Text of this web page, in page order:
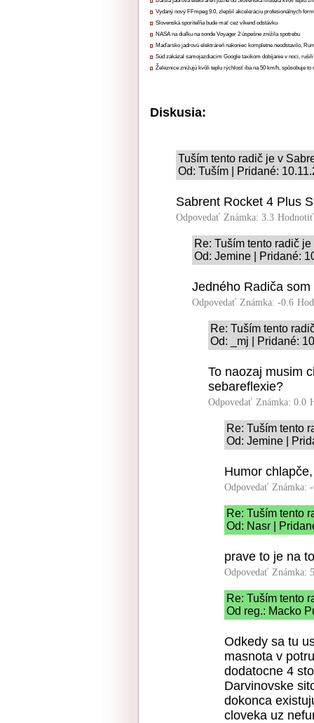
Vydaný nový FFmpeg 9.0, zlepšil akceleráciu profesionálnych
Slovenská sporiteľňa bude mať cez víkend odstávku
NASA na diaľku na sonde Voyager 2 úspešne znížila spotrebu
Maďarsko jadrovú elektráreň nakoniec kompletne neodstavilo,
Súd zakázal samojazdiacim Google taxíkom dobíjanie v noci,
Železnice znižujú kvôli teplu rýchlosť iba na 50 km/h, spôsobuje to
Diskusia:
Tuším tento radič je v
Od: Tuším | Pridané:
Sabrent Rocket 4 Plus
Odpovedať Známka: 3.3
Re: Tuším tento radič
Od: Jemine | Pridané:
Jedného Radiča
Odpovedať Známka: -0.6
Re: Tuším tento
Od: _mj | Pridané:
To naozaj musim
sebareflexie?
Odpovedať Známka: 0.0
Re: Tuším tento
Od: Jemine |
Humor
Odpovedať Známka:
Re: Tuším tento
Od: Nasr |
prave to je na
Odpovedať Známka:
Re: Tuším tento
Od reg.: Macko
Odkedy sa tu
masnota v
dodatocne 4
Darvinovske
dokonca
cloveka uz